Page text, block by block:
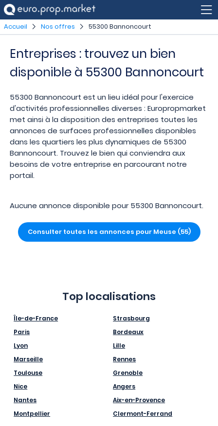
Accueil Nos offres 55300 Bannoncourt
Entreprises : trouvez un bien
disponible à 55300 Bannoncourt
55300 Bannoncourt est un lieu idéal pour l'exercice
d'activités professionnelles diverses : Europropmarket
met ainsi à la disposition des entreprises toutes les
annonces de surfaces professionnelles disponibles
dans les quartiers les plus dynamiques de 55300
Bannoncourt. Trouvez le bien qui conviendra aux
besoins de votre entreprise en parcourant notre
portail.
Aucune annonce disponible pour 55300 Bannoncourt.
Consulter toutes les annonces pour Meuse (55)
Top localisations
Île-de-France
Paris
Lyon
Marseille
Toulouse
Nice
Nantes
Montpellier
Strasbourg
Bordeaux
Lille
Rennes
Grenoble
Angers
Aix-en-Provence
Clermont-Ferrand